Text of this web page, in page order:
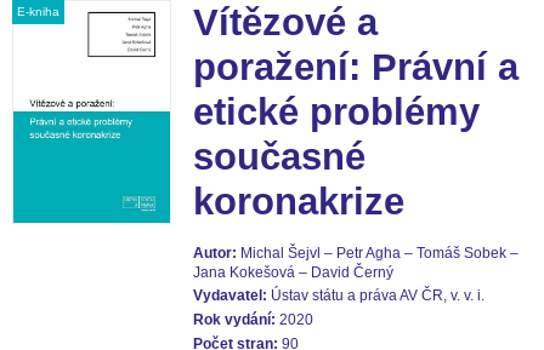
E-kniha
Vítězové a
poražení: Právní a
etické problémy
současné
koronakrize
Autor: Michal Šejvl – Petr Agha – Tomáš Sobek –
Jana Kokešová – David Černý
Vydavatel: Ústav státu a práva AV ČR, v. v. i.
Rok vydání: 2020
Počet stran: 90